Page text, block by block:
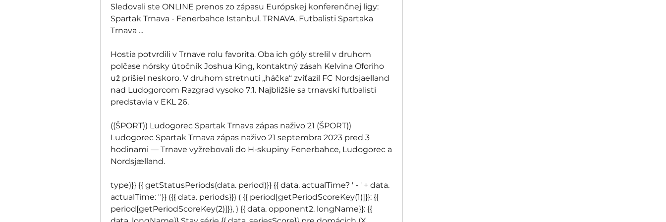
Sledovali ste ONLINE prenos zo zápasu Európskej konferenčnej ligy:
Spartak Trnava - Fenerbahce Istanbul. TRNAVA. Futbalisti Spartaka
Trnava ...
Hostia potvrdili v Trnave rolu favorita. Oba ich góly strelil v druhom
polčase nórsky útočník Joshua King, kontaktný zásah Kelvina Oforiho
už prišiel neskoro. V druhom stretnutí „háčka“ zvíťazil FC Nordsjaelland
nad Ludogorcom Razgrad vysoko 7:1. Najbližšie sa trnavskí futbalisti
predstavia v EKL 26.
((ŠPORT)) Ludogorec Spartak Trnava zápas naživo 21 (ŠPORT))
Ludogorec Spartak Trnava zápas naživo 21 septembra 2023 pred 3
hodinami — Trnave vyžrebovali do H-skupiny Fenerbahce, Ludogorec a
Nordsjælland.
type)}} {{ getStatusPeriods(data. period)}} {{ data. actualTime? ' - ' + data.
actualTime: ''}} ({{ data. periods}}) ( {{ period[getPeriodScoreKey(1)]}}: {{
period[getPeriodScoreKey(2)]}}, ) {{ data. opponent2. longName}}: {{